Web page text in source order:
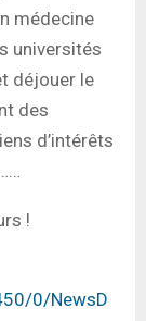
médecine
universités
déjouer le
des
d’intérêts
!
0/NewsD